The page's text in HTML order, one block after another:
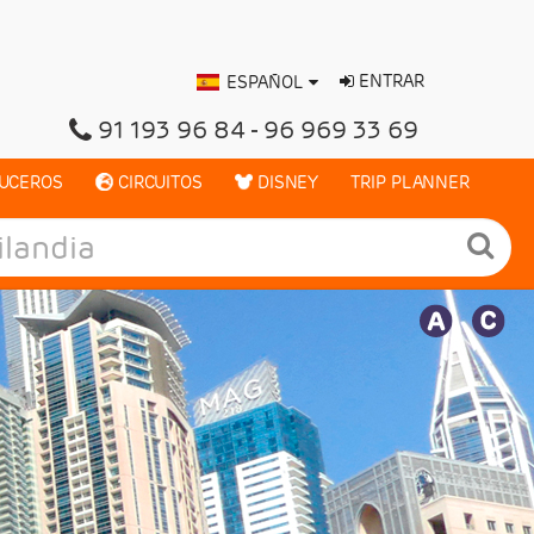
ESPAÑOL
91 193 96 84 96 969 33 69
ENTRAR
CIRCUITOS DISNEY TRIP PLANNER